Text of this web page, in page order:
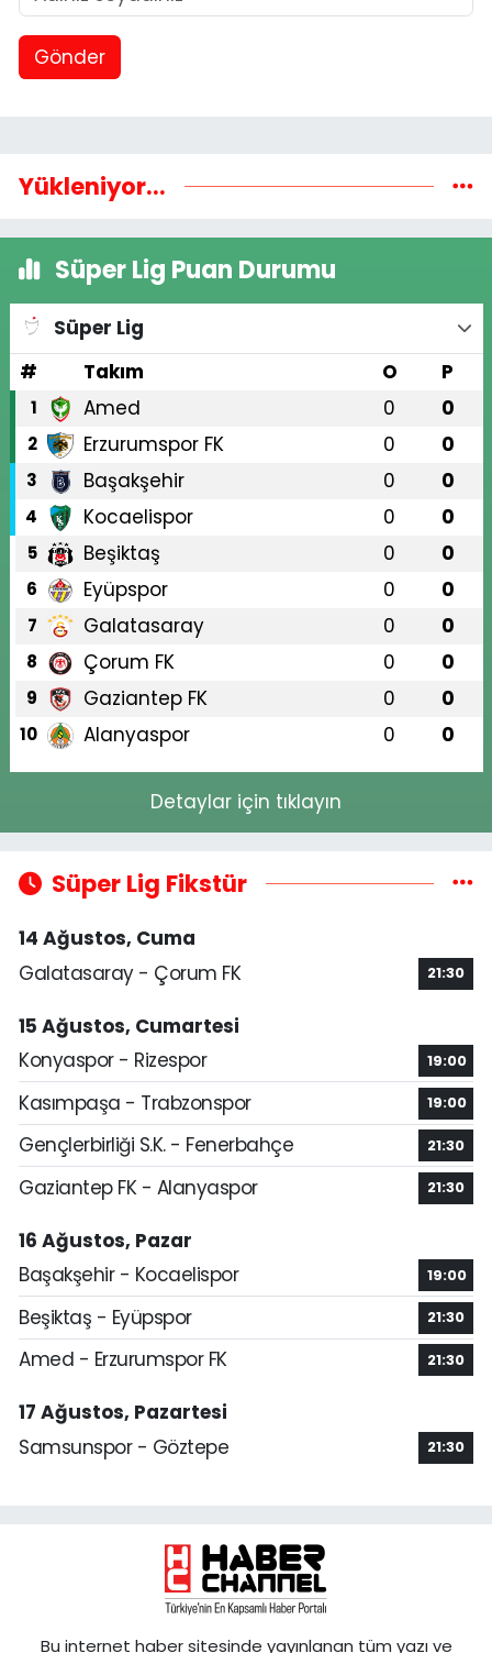
Gönder
Yükleniyor...
Süper Lig Puan Durumu
Süper Lig
#
Takım O P
1 Amed 0 0
2 Erzurumspor FK 0 0
3 Başakşehir 0 0
4 Kocaelispor 0 0
5 Beşiktaş 0 0
6 Eyüpspor 0 0
7 Galatasaray 0 0
8 Çorum FK 0 0
9 Gaziantep FK 0 0
10 Alanyaspor 0 0
Detaylar için tıklayın
Süper Lig Fikstür
14 Ağustos, Cuma
Galatasaray - Çorum FK
21:30
15 Ağustos, Cumartesi
Konyaspor - Rizespor
19:00
Kasımpaşa - Trabzonspor 19:00
Gençlerbirliği S.K. - Fenerbahçe 21:30
Gaziantep FK - Alanyaspor 21:30
16 Ağustos, Pazar
Başakşehir - Kocaelispor
19:00
Beşiktaş - Eyüpspor 21:30
Amed - Erzurumspor FK 21:30
17 Ağustos, Pazartesi
Samsunspor - Göztepe
21:30
Bu internet haber sitesinde yayınlanan tüm yazı ve